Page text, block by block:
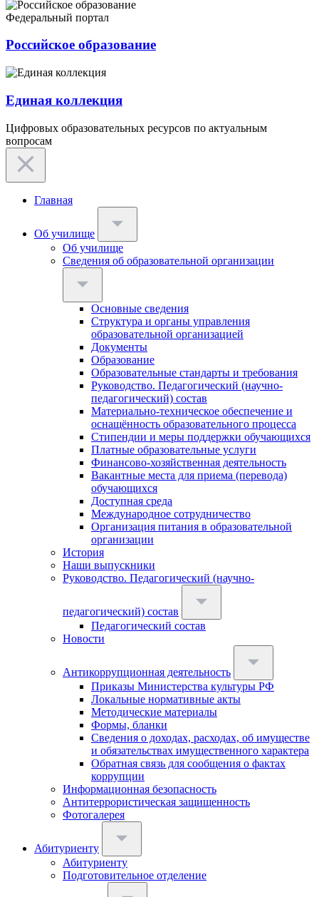
Федеральный портал
Российское образование
Единая коллекция
Цифровых образовательных ресурсов по актуальным
вопросам
Главная
Об училище
Об училище
Сведения об образовательной организации
Основные сведения
Структура и органы управления
образовательной организацией
Документы
Образование
Образовательные стандарты и требования
Руководство. Педагогический (научно-
педагогический) состав
Материально-техническое обеспечение и
оснащённость образовательного процесса
Стипендии и меры поддержки обучающихся
Платные образовательные услуги
Финансово-хозяйственная деятельность
Вакантные места для приема (перевода)
обучающихся
Доступная среда
Международное сотрудничество
Организация питания в образовательной
организации
История
Наши выпускники
Руководство. Педагогический (научно-
педагогический) состав
Педагогический состав
Новости
Антикоррупционная деятельность
Приказы Министерства культуры РФ
Локальные нормативные акты
Методические материалы
Формы, бланки
Сведения о доходах, расходах, об имуществе
и обязательствах имущественного характера
Обратная связь для сообщения о фактах
коррупции
Информационная безопасность
Антитеррористическая защищенность
Фотогалерея
Абитуриенту
Абитуриенту
Подготовительное отделение